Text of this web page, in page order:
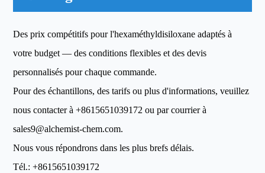
Des prix compétitifs pour l'hexaméthyldisiloxane adaptés à
votre budget — des conditions flexibles et des devis
personnalisés pour chaque commande.
Pour des échantillons, des tarifs ou plus d'informations, veuillez
nous contacter à+8615651039172 ou par courrier à
sales9@alchemist-chem.com.
Nous vous répondrons dans les plus brefs délais.
Tél.:+8615651039172